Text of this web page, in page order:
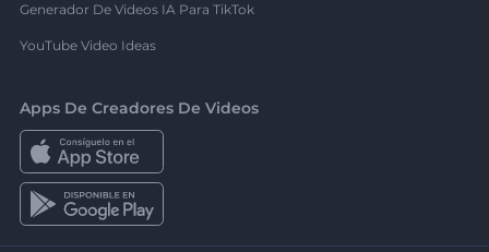
Generador De Videos IA Para TikTok
YouTube Video Ideas
Apps De Creadores De Videos